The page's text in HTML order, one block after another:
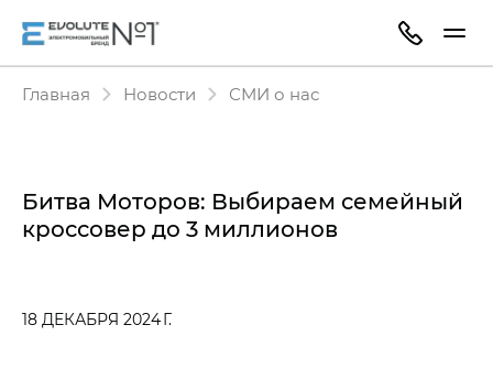
Главная Новости СМИ о нас
Битва Моторов: Выбираем семейный
кроссовер до 3 миллионов
18 ДЕКАБРЯ 2024 Г.